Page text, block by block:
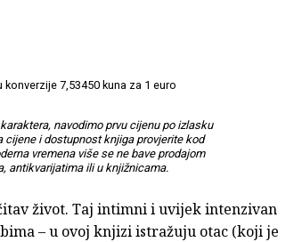
7,53450 kuna za 1 euro
navodimo prvu cijenu po izlasku
cijene i dostupnost knjiga provjerite kod
vremena više se ne bave prodajom
antikvarijatima ili u knjižnicama.
život. Taj intimni i uvijek intenzivan
– u ovoj knjizi istražuju otac (koji je